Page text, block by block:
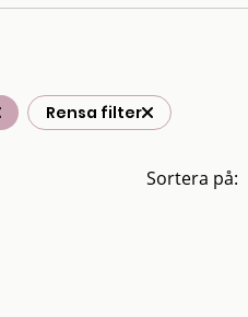
Rensa filter
Sortera på: